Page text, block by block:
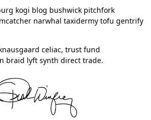
kogi blog bushwick pitchfork
narwhal taxidermy tofu gentrify
celiac, trust fund
braid lyft synth direct trade.